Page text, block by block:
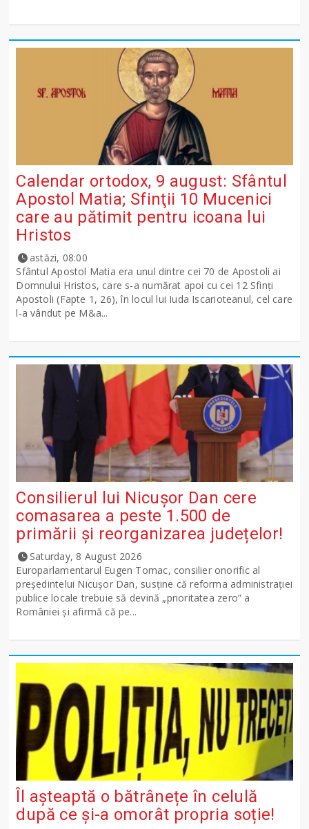
Calendar ortodox, 9 august: Sfântul
Apostol Matia; Sfinţii 10 Mucenici
care au pătimit pentru icoana lui
Hristos
astăzi, 08:00
Sfântul Apostol Matia era unul dintre cei 70 de Apostoli ai
Domnului Hristos, care s-a numărat apoi cu cei 12 Sfinţi
Apostoli (Fapte 1, 26), în locul lui Iuda Iscarioteanul, cel care
l-a vândut pe M&a...
Consilierul lui Nicușor Dan cere
comasarea a peste 1.500 de
primării și reorganizarea județelor!
Saturday, 8 August 2026
Europarlamentarul Eugen Tomac, consilier onorific al
președintelui Nicușor Dan, susține că reforma administrației
publice locale trebuie să devină „prioritatea zero” a
României și afirmă că pe...
Îl așteaptă o bătrânețe în celulă
după ce și-a omorât propria soție!